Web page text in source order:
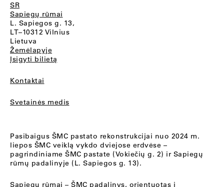
SR
Sapiegų rūmai
L. Sapiegos g. 13,
LT–10312 Vilnius
Lietuva
Žemėlapyje
Įsigyti bilietą
Kontaktai
Svetainės medis
Pasibaigus ŠMC pastato rekonstrukcijai nuo 2024 m.
liepos ŠMC veiklą vykdo dviejose erdvėse –
pagrindiniame ŠMC pastate (Vokiečių g. 2) ir Sapiegų
rūmų padalinyje (L. Sapiegos g. 13).
Sapiegų rūmai – ŠMC padalinys, orientuotas į